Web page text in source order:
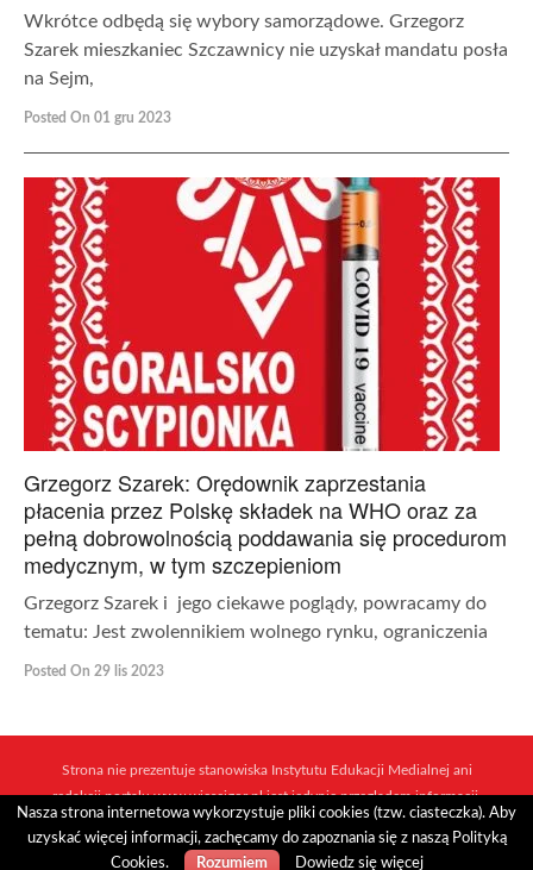
Wkrótce odbędą się wybory samorządowe. Grzegorz
Szarek mieszkaniec Szczawnicy nie uzyskał mandatu posła
na Sejm,
Posted On 01 gru 2023
Grzegorz Szarek: Orędownik zaprzestania
płacenia przez Polskę składek na WHO oraz za
pełną dobrowolnością poddawania się procedurom
medycznym, w tym szczepieniom
Grzegorz Szarek i jego ciekawe poglądy, powracamy do
tematu: Jest zwolennikiem wolnego rynku, ograniczenia
Posted On 29 lis 2023
Strona nie prezentuje stanowiska Instytutu Edukacji Medialnej ani
redakcji portalu www.wiescigor.pl jest jedynie przeglądem informacji,
które ukazują się w sieci mediów i niezależnych dziennikarzy.
Realizacja:Internet Arts
Nasza strona internetowa wykorzystuje pliki cookies (tzw. ciasteczka). Aby
uzyskać więcej informacji, zachęcamy do zapoznania się z naszą Polityką
Cookies.
Rozumiem Dowiedz się więcej